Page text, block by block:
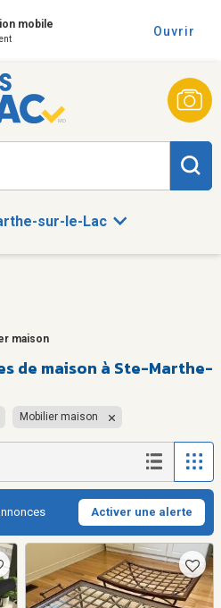
mobile Ouvrir
sur-le-Lac
maison
de maison à Ste-Marthe-
Mobilier maison
Activer une alerte